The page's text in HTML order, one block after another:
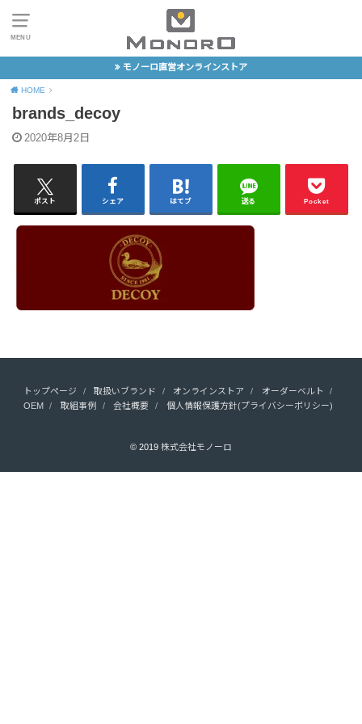
MENU
モノーロ直営オンラインストア
HOME
brands_decoy
2020年8月2日
ポスト シェア はてブ 送る Pocket
トップページ 取扱いブランド オンラインストア
オーダーベルト
OEM
取組事例 会社概要 個人情報保護方針(プライバシーポリシー)
© 2019 株式会社モノーロ